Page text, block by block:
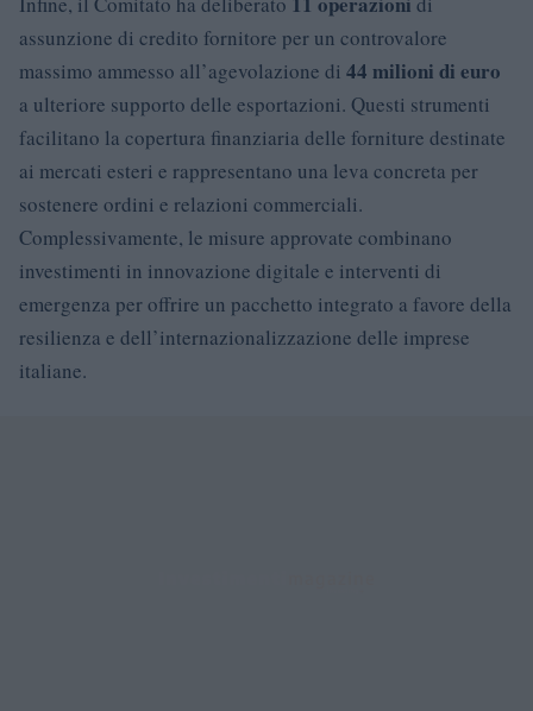
assunzione di credito fornitore per un controvalore
massimo ammesso all’agevolazione di 44 milioni di euro
a ulteriore supporto delle esportazioni. Questi strumenti
facilitano la copertura finanziaria delle forniture destinate
ai mercati esteri e rappresentano una leva concreta per
sostenere ordini e relazioni commerciali.
Complessivamente, le misure approvate combinano
investimenti in innovazione digitale e interventi di
emergenza per offrire un pacchetto integrato a favore della
resilienza e dell’internazionalizzazione delle imprese
italiane.